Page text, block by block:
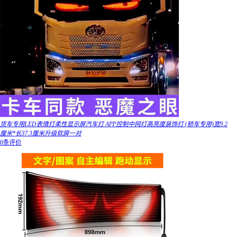
货车专用LED表情灯柔性显示屏汽车灯 APP控制中网灯高亮度装饰灯 (轿车专用)宽9.2
厘米*长37.3厘米升级软屏一对
0条评价